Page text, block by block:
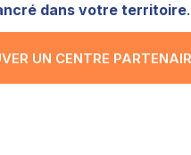
dans votre territoire.
UN CENTRE